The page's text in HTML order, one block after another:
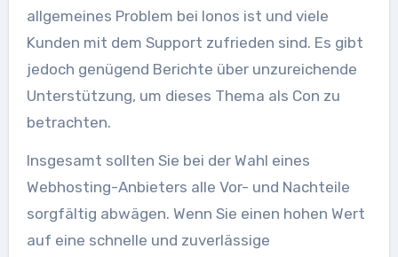
allgemeines Problem bei Ionos ist und viele
Kunden mit dem Support zufrieden sind. Es gibt
jedoch genügend Berichte über unzureichende
Unterstützung, um dieses Thema als Con zu
betrachten.
Insgesamt sollten Sie bei der Wahl eines
Webhosting-Anbieters alle Vor- und Nachteile
sorgfältig abwägen. Wenn Sie einen hohen Wert
auf eine schnelle und zuverlässige